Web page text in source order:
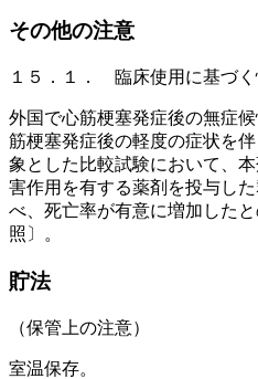
その他の注意
１５．１． 臨床使用に基づく
外国で心筋梗塞発症後の無症
筋梗塞発症後の軽度の症状を
象とした比較試験において、
害作用を有する薬剤を投与し
べ、死亡率が有意に増加した
照〕。
貯法
（保管上の注意）
室温保存。